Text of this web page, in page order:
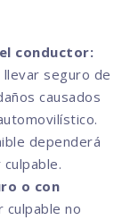
conductor:
llevar seguro de
causados
dependerá
o con
culpable no